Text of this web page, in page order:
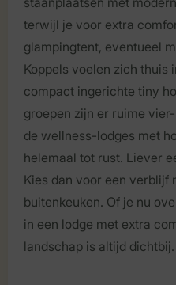
terwijl je voor extra
glampingtent, eventueel
Koppels voelen zich thuis
compact ingerichte tiny
groepen zijn er ruime
de wellness-lodges met
helemaal tot rust. Liever
Kies dan voor een verblijf
buitenkeuken. Of je nu
in een lodge met extra
landschap is altijd dichtbij.